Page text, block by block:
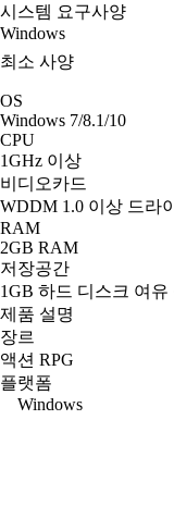
시스템 요구사양
Windows
최소 사양
OS
Windows 7/8.1/10
CPU
1GHz 이상
비디오카드
WDDM 1.0 이상 드라
RAM
2GB RAM
저장공간
1GB 하드 디스크 여유
제품 설명
장르
액션 RPG
플랫폼
Windows